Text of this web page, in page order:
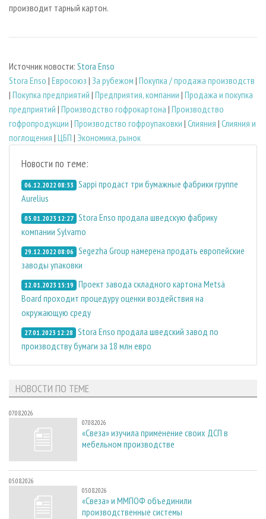
производит тарный картон.
Источник новости: Stora Enso
Stora Enso | Евросоюз | За рубежом | Покупка / продажа производств
| Покупка предприятий | Предприятия, компании | Продажа и покупка
предприятий | Производство гофрокартона | Производство
гофропродукции | Производство гофроупаковки | Слияния | Слияния и
поглощения | ЦБП | Экономика, рынок
Новости по теме:
06.12.2022 08:33 Sappi продаст три бумажные фабрики группе
Aurelius
05.01.2023 12:27 Stora Enso продала шведскую фабрику
компании Sylvamo
29.12.2022 08:06 Segezha Group намерена продать европейские
заводы упаковки
12.01.2023 15:19 Проект завода складного картона Metsä
Board проходит процедуру оценки воздействия на
окружающую среду
27.01.2023 12:28 Stora Enso продала шведский завод по
производству бумаги за 18 млн евро
НОВОСТИ ПО ТЕМЕ
07.08.2026
07.08.2026
«Свеза» изучила применение своих ДСП в
мебельном производстве
05.08.2026
05.08.2026
«Свеза» и ММПОФ объединили
производственные системы